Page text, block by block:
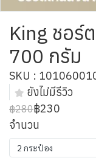
King ชอร์
700 กรัม
SKU :
ยังไม่มีรีวิว
฿280฿230
จำนวน
2 กระป๋อง